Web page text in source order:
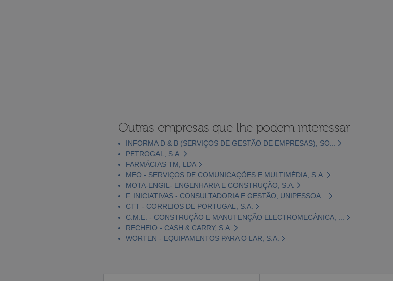
Outras empresas que lhe podem interessar
INFORMA D & B (SERVIÇOS DE GESTÃO DE EMPRESAS), SO...
PETROGAL, S.A.
FARMÁCIAS TM, LDA
MEO - SERVIÇOS DE COMUNICAÇÕES E MULTIMÉDIA, S.A.
MOTA-ENGIL- ENGENHARIA E CONSTRUÇÃO, S.A.
F. INICIATIVAS - CONSULTADORIA E GESTÃO, UNIPESSOA...
CTT - CORREIOS DE PORTUGAL, S.A.
C.M.E. - CONSTRUÇÃO E MANUTENÇÃO ELECTROMECÂNICA, ...
RECHEIO - CASH & CARRY, S.A.
WORTEN - EQUIPAMENTOS PARA O LAR, S.A.